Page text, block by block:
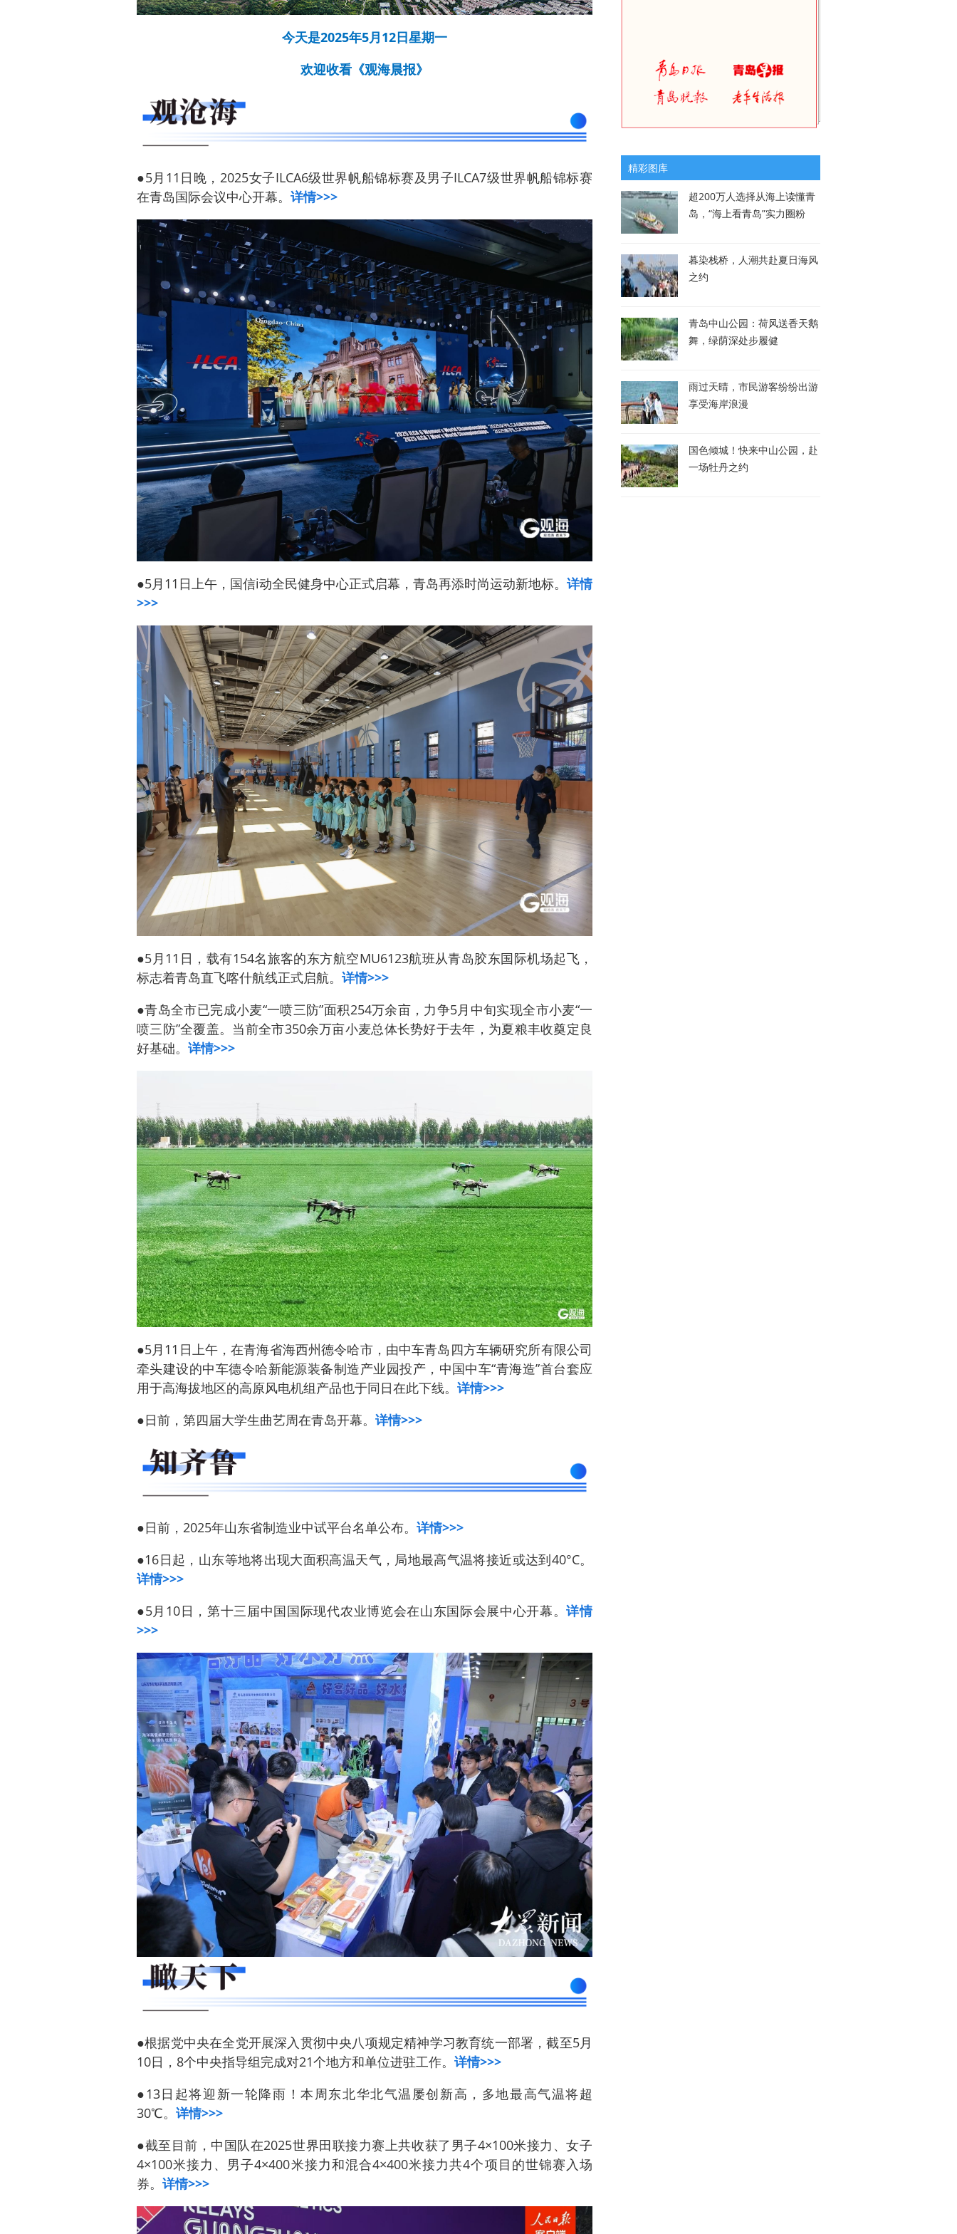
今天是2025年5月12日星期一
欢迎收看《观海晨报》
●5月11日晚，2025女子ILCA6级世界帆船锦标赛及男子ILCA7级世界帆船锦标赛
在青岛国际会议中心开幕。 详情>>>
●5月11日上午，国信i动全民健身中心正式启幕，青岛再添时尚运动新地标。 详情
>>>
●5月11日，载有154名旅客的东方航空MU6123航班从青岛胶东国际机场起飞，
标志着青岛直飞喀什航线正式启航。 详情>>>
●青岛全市已完成小麦“一喷三防”面积254万余亩，力争5月中旬实现全市小麦“一
喷三防”全覆盖。当前全市350余万亩小麦总体长势好于去年，为夏粮丰收奠定良
好基础。 详情>>>
●5月11日上午，在青海省海西州德令哈市，由中车青岛四方车辆研究所有限公司
牵头建设的中车德令哈新能源装备制造产业园投产，中国中车“青海造”首台套应
用于高海拔地区的高原风电机组产品也于同日在此下线。 详情>>>
●日前，第四届大学生曲艺周在青岛开幕。 详情>>>
●日前，2025年山东省制造业中试平台名单公布。 详情>>>
●16日起，山东等地将出现大面积高温天气，局地最高气温将接近或达到40°C。
详情>>>
●5月10日，第十三届中国国际现代农业博览会在山东国际会展中心开幕。详情
>>>
●根据党中央在全党开展深入贯彻中央八项规定精神学习教育统一部署，截至5月
10日，8个中央指导组完成对21个地方和单位进驻工作。 详情>>>
●13日起将迎新一轮降雨！本周东北华北气温屡创新高，多地最高气温将超
30℃。 详情>>>
●截至目前，中国队在2025世界田联接力赛上共收获了男子4×100米接力、女子
4×100米接力、男子4×400米接力和混合4×400米接力共4个项目的世锦赛入场
券。 详情>>>
精彩图库
超200万人选择从海上读懂青
岛，“海上看青岛”实力圈粉
暮染栈桥，人潮共赴夏日海风
之约
青岛中山公园：荷风送香天鹅
舞，绿荫深处步履健
雨过天晴，市民游客纷纷出游
享受海岸浪漫
国色倾城！快来中山公园，赴
一场牡丹之约